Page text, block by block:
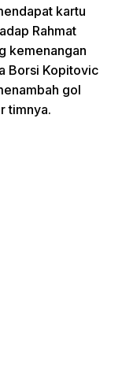
kartu
Rahmat
kemenangan
Borsi Kopitovic
gol
timnya.